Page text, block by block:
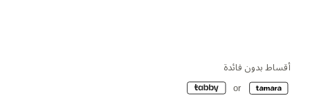
أقساط بدون فائدة